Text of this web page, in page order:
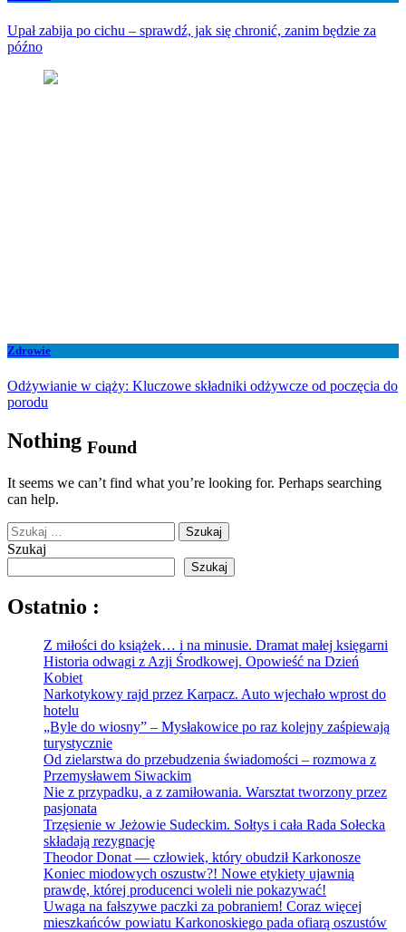
Upał zabija po cichu – sprawdź, jak się chronić, zanim będzie za
późno
Zdrowie
Odżywianie w ciąży: Kluczowe składniki odżywcze od poczęcia do
porodu
Nothing Found
It seems we can’t find what you’re looking for. Perhaps searching
can help.
Szukaj:
Szukaj
Szukaj
Ostatnio :
Z miłości do książek… i na minusie. Dramat małej księgarni
Historia odwagi z Azji Środkowej. Opowieść na Dzień
Kobiet
Narkotykowy rajd przez Karpacz. Auto wjechało wprost do
hotelu
„Byle do wiosny” – Mysłakowice po raz kolejny zaśpiewają
turystycznie
Od zielarstwa do przebudzenia świadomości – rozmowa z
Przemysławem Siwackim
Nie z przypadku, a z zamiłowania. Warsztat tworzony przez
pasjonata
Trzęsienie w Jeżowie Sudeckim. Sołtys i cała Rada Sołecka
składają rezygnację
Theodor Donat — człowiek, który obudził Karkonosze
Koniec miodowych oszustw?! Nowe etykiety ujawnią
prawdę, której producenci woleli nie pokazywać!
Uwaga na fałszywe paczki za pobraniem! Coraz więcej
mieszkańców powiatu Karkonoskiego pada ofiarą oszustów